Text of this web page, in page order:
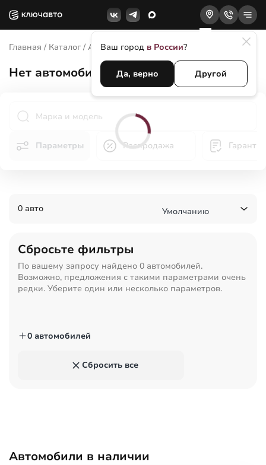
Ваш город в России?
Да, верно Другой
Главная / Каталог / Автомобили/ Hongqi
Нет автомобилей Hongqi в Краснодаре
Параметры Распродажа Гарантия
0 авто Умолчанию
Сбросьте фильтры
По вашему запросу найдено 0 автомобилей.
Возможно, предложения с такими параметрами очень
редки. Уберите один или несколько параметров.
0 автомобилей
Сбросить все
Автомобили в наличии